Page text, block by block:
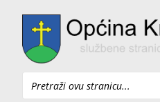
Pretraži